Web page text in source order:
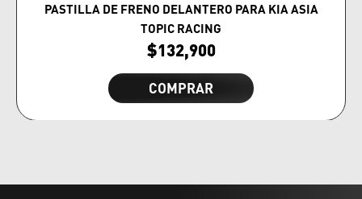
PASTILLA DE FRENO DELANTERO PARA KIA ASIA
TOPIC RACING
$132,900
COMPRAR